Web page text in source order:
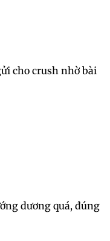
cho crush nhờ bài
dương quá, đúng